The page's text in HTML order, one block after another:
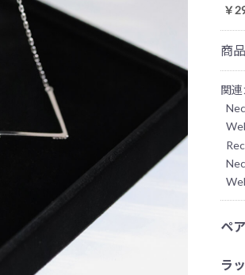
￥
商
関連
ペ
ラ